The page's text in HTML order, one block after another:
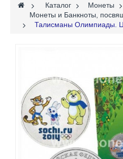
> Каталог > Монеты >
Монеты и Банкноты,
>
Талисманы Олимпиады.